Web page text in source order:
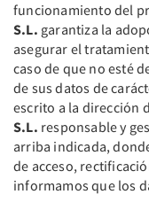
funcionamiento del
S.L. garantiza la
asegurar el
caso de que no esté
de sus datos de
escrito a la dirección
S.L. responsable y
arriba indicada,
de acceso,
informamos que los